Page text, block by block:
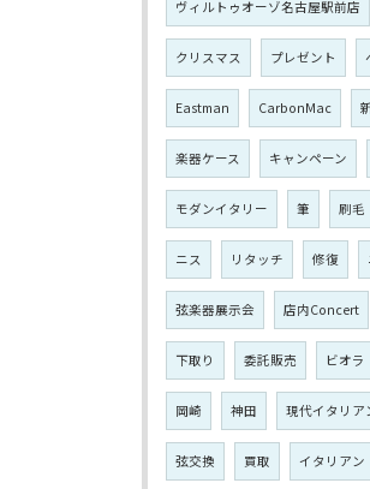
ヴィルトゥオーゾ名古屋駅前店
クリスマス プレゼント
Eastman CarbonMac
楽器ケース キャンペーン
モダンイタリー 筆 刷毛
ニス リタッチ 修復
弦楽器展示会 店内Concert
下取り 委託販売 ビオラ
岡崎 神田 現代イタリア
弦交換 買取 イタリアン